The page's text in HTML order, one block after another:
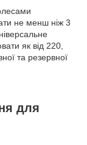
не менш ніж 3
як від 220,
та резервної
для